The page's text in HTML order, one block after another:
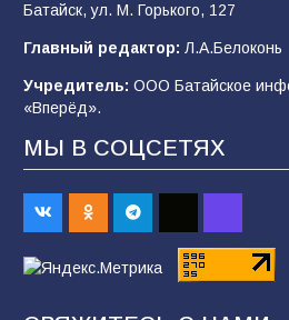
«Мобилизация или набор?»
2026 года
101 03.08.2026
В Батайске
98 04.08.2026
Батайск, ул. М. Горького, 127
Главный редактор: Л.А.Белоконь
Учредитель: ООО Батайское
«Вперёд».
МЫ В СОЦСЕТЯХ